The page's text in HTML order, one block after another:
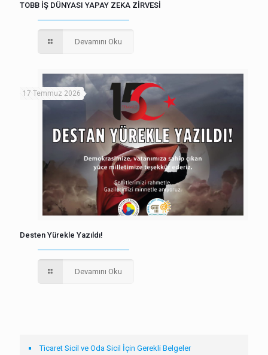
TOBB İŞ DÜNYASI YAPAY ZEKA ZİRVESİ
Devamını Oku
17 Temmuz 2026
Desten Yürekle Yazıldı!
Devamını Oku
Ticaret Sicil ve Oda Sicil İçin Gerekli Belgeler